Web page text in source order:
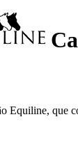
Equiline, que